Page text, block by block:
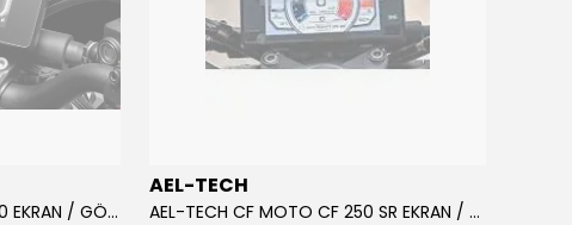
AEL-TECH CF MOTO CF 250 EKRAN / GÖSTERGE KORUYUCU 2020-2022
AEL-TECH
AEL-TECH CF MOTO CF 250 SR EKRAN / GÖSTERGE KORUYUCU 2023-2025